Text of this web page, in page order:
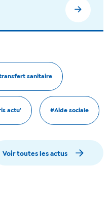
sanitaire
actu' #Aide sociale
Voir toutes les actus